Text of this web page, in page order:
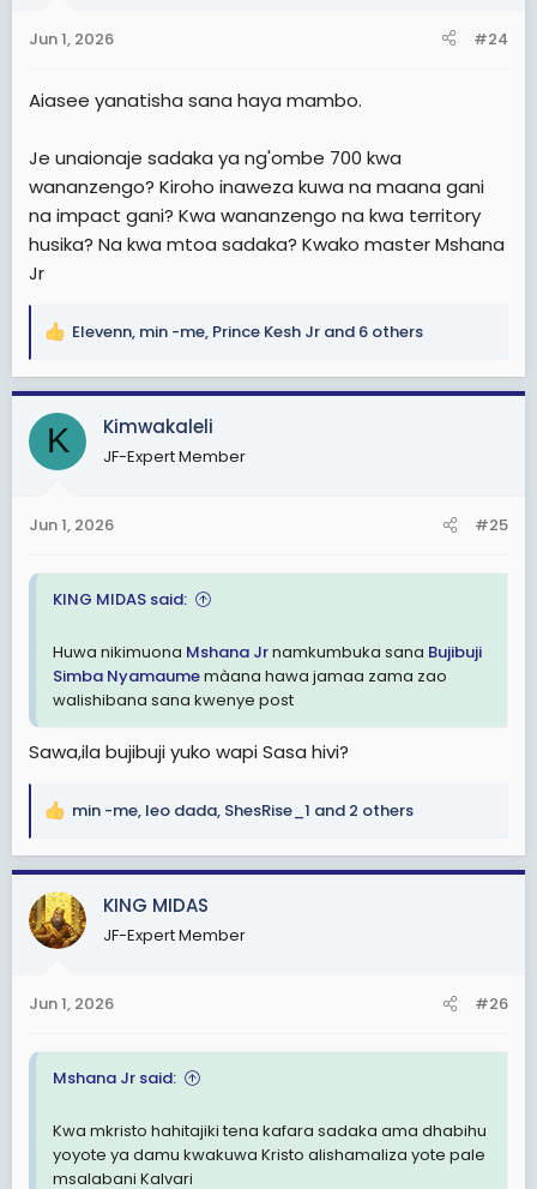
s
Jun 1, 2026 #24
Aiasee yanatisha sana haya mambo.
Je unaionaje sadaka ya ng'ombe 700 kwa
wananzengo? Kiroho inaweza kuwa na maana gani
na impact gani? Kwa wananzengo na kwa territory
husika? Na kwa mtoa sadaka? Kwako master Mshana
Jr
R
a
c
i
s
Elevenn, min -me, Prince Kesh Jr and 6 others
K Kimwakaleli
JF-Expert Member
Jun 1, 2026 #25
KING MIDAS said:
Huwa nikimuona Mshana Jrnamkumbuka sana Bujibuji
Simba Nyamaumemàana hawa jamaa zama zao
walishibana sana kwenye post
Sawa,ila bujibuji yuko wapi Sasa hivi?
R
a
c
t
i
s
min -me, leo dada, ShesRise_1 and 2 others
KING MIDAS
JF-Expert Member
Jun 1, 2026 #26
Mshana Jr said:
Kwa mkristo hahitajiki tena kafara sadaka ama dhabihu
yoyote ya damu kwakuwa Kristo alishamaliza yote pale
msalabani Kalvari